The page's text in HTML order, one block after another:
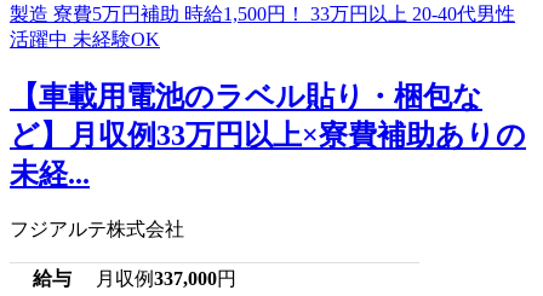
【車載用電池のラベル貼り・梱包な
ど】月収例33万円以上×寮費補助ありの
未経...
フジアルテ株式会社
給与 月収例337,000円